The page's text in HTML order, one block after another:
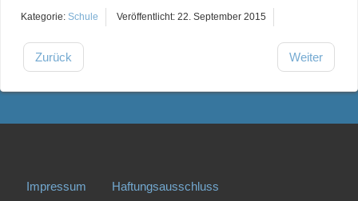
Kategorie: Schule Veröffentlicht: 22. September 2015
Zurück Weiter
Impressum Haftungsausschluss